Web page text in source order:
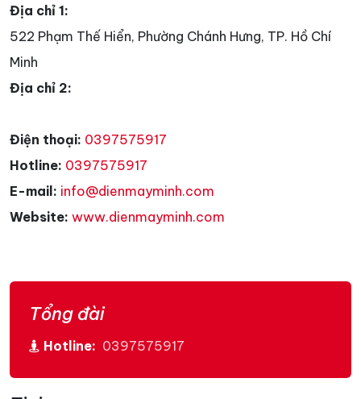
Địa chỉ 1:
522 Phạm Thế Hiển, Phường Chánh Hưng, TP. Hồ Chí
Minh
Địa chỉ 2:
Điện thoại: 0397575917
Hotline: 0397575917
E-mail: info@dienmayminh.com
Website: www.dienmayminh.com
Tổng đài
Hotline: 0397575917